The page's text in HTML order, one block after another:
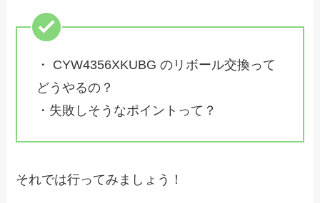
・ CYW4356XKUBG のリボール交換って
どうやるの？
・失敗しそうなポイントって？
それでは行ってみましょう！